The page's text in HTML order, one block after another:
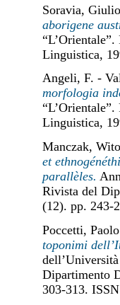
Soravia, Giulio
aborigene
Linguistica,
Angeli, F. -
morfologia
Linguistica,
Manczak,
et
parallèles.
Rivista del
(12). pp. 243-
Poccetti, Paolo
toponimi
Dipartimento
303-313.